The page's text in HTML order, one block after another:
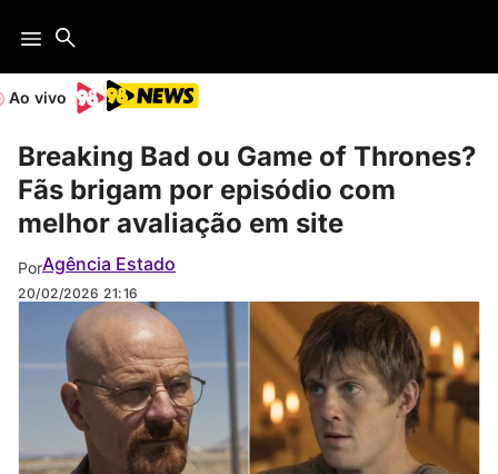
Ao vivo
Breaking Bad ou Game of Thrones?
Fãs brigam por episódio com
melhor avaliação em site
PorAgência Estado
20/02/2026 21:16